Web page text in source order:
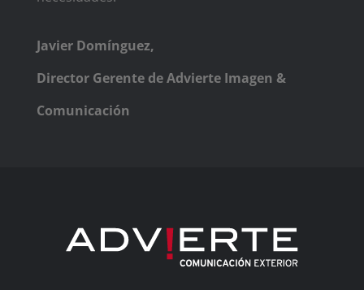
Javier Domínguez,
Director Gerente de Advierte Imagen &
Comunicación